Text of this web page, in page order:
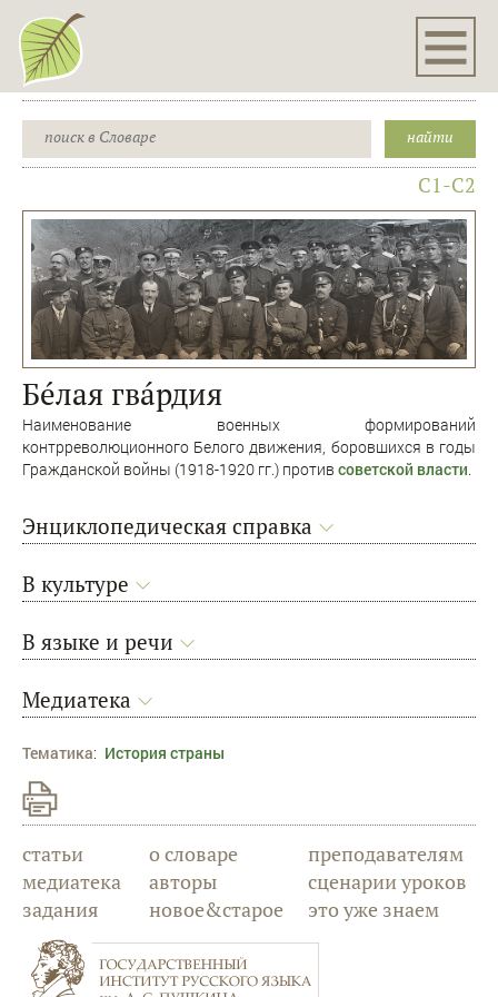
C1-C2
Бéлая гвáрдия
Наименование военных формирований
контрреволюционного Белого движения, боровшихся в годы
Гражданской войны (1918-1920 гг.) против советской власти.
Энциклопедическая справка
В культуре
В языке и речи
Медиатека
Тематика: История страны
статьи
медиатека
задания
о словаре
авторы
новое&старое
преподавателям
сценарии уроков
это уже знаем